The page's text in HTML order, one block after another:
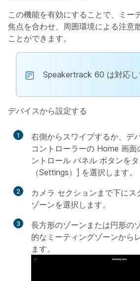
この機能を有効にすることで、ミー
焦点を合わせ、周囲環境による注意
ことができます。
Speakertrack 60 は対応し
デバイスから設定する
1
右側からスワイプするか、デ
コントローラーの Home 画面
ントロール パネル ボタンを
（Settings）] を選択します。
2 カメラ セクションまで下にス
ゾーンを選択します。
3
長方形のゾーンまたは円形の
的なミーティングゾーンから
ます。